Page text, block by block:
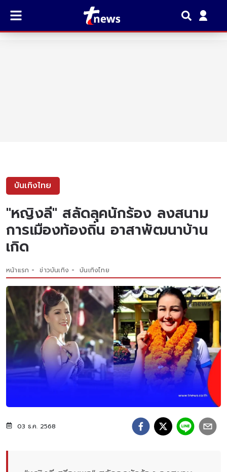
บันเทิงไทย
"หญิงลี" สลัดลุคนักร้อง ลงสนาม
การเมืองท้องถิ่น อาสาพัฒนาบ้าน
เกิด
หน้าแรก ข่าวบันเทิง บันเทิงไทย
03 ธ.ค. 2568